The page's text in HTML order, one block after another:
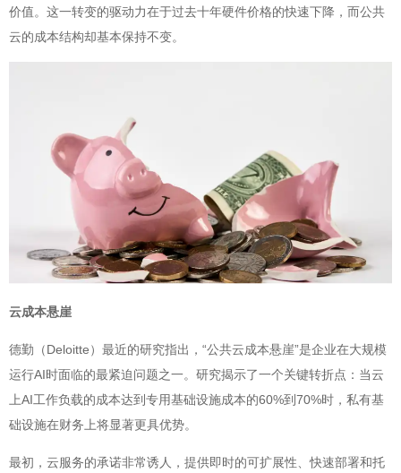
价值。这一转变的驱动力在于过去十年硬件价格的快速下降，而公共
云的成本结构却基本保持不变。
云成本悬崖
德勤（Deloitte）最近的研究指出，“公共云成本悬崖”是企业在大规模
运行AI时面临的最紧迫问题之一。研究揭示了一个关键转折点：当云
上AI工作负载的成本达到专用基础设施成本的60%到70%时，私有基
础设施在财务上将显著更具优势。
最初，云服务的承诺非常诱人，提供即时的可扩展性、快速部署和托